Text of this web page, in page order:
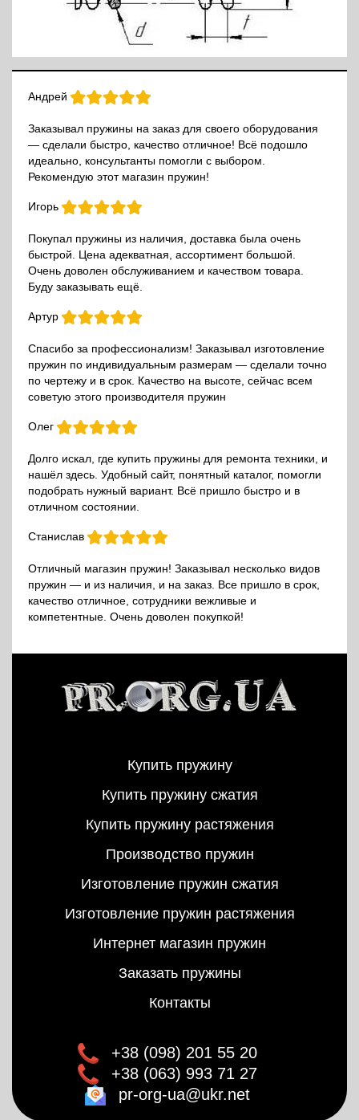
Андрей
Заказывал пружины на заказ для своего оборудования
— сделали быстро, качество отличное! Всё подошло
идеально, консультанты помогли с выбором.
Рекомендую этот магазин пружин!
Игорь
Покупал пружины из наличия, доставка была очень
быстрой. Цена адекватная, ассортимент большой.
Очень доволен обслуживанием и качеством товара.
Буду заказывать ещё.
Артур
Спасибо за профессионализм! Заказывал изготовление
пружин по индивидуальным размерам — сделали точно
по чертежу и в срок. Качество на высоте, сейчас всем
советую этого производителя пружин
Олег
Долго искал, где купить пружины для ремонта техники, и
нашёл здесь. Удобный сайт, понятный каталог, помогли
подобрать нужный вариант. Всё пришло быстро и в
отличном состоянии.
Станислав
Отличный магазин пружин! Заказывал несколько видов
пружин — и из наличия, и на заказ. Все пришло в срок,
качество отличное, сотрудники вежливые и
компетентные. Очень доволен покупкой!
Купить пружину
Купить пружину сжатия
Купить пружину растяжения
Производство пружин
Изготовление пружин сжатия
Изготовление пружин растяжения
Интернет магазин пружин
Заказать пружины
Контакты
+38 (098) 201 55 20
+38 (063) 993 71 27
pr-org-ua@ukr.net